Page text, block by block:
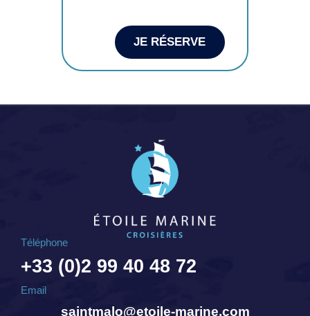
JE RÉSERVE
Téléphone
+33 (0)2 99 40 48 72
Email
saintmalo@etoile-marine.com